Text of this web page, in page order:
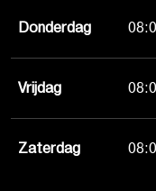
Donderdag
Vrijdag
Zaterdag